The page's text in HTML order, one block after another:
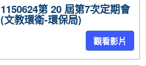
1150624第 20 屆第7次定期會
(文教環衛-環保局)
觀看影片